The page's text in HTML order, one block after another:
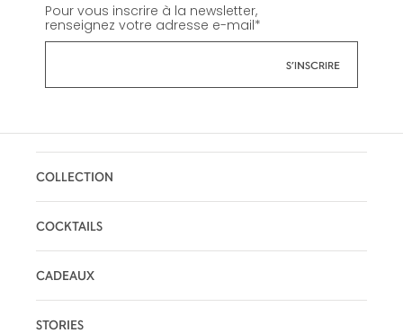
Pour vous inscrire à la newsletter,
renseignez votre adresse e-mail*
COLLECTION
COCKTAILS
CADEAUX
STORIES